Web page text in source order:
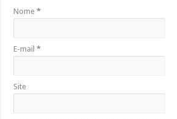
Nome*
E-mail*
Site